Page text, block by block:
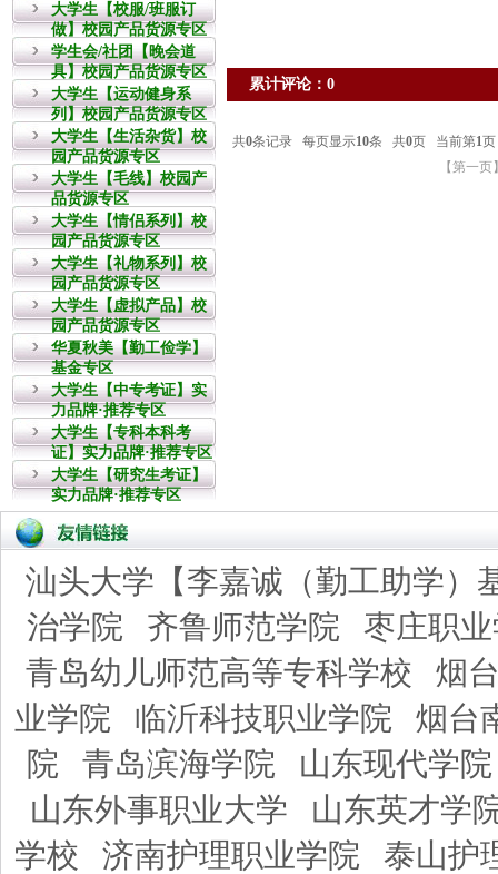
大学生【校服/班服订
做】校园产品货源专区
学生会/社团【晚会道
具】校园产品货源专区
大学生【运动健身系
列】校园产品货源专区
大学生【生活杂货】校
园产品货源专区
大学生【毛线】校园产
品货源专区
大学生【情侣系列】校
园产品货源专区
大学生【礼物系列】校
园产品货源专区
大学生【虚拟产品】校
园产品货源专区
华夏秋美【勤工俭学】
基金专区
大学生【中专考证】实
力品牌·推荐专区
大学生【专科本科考
证】实力品牌·推荐专区
大学生【研究生考证】
实力品牌·推荐专区
累计评论：0
汕头大学【李嘉诚（勤工助学）
治学院
齐鲁师范学院
枣庄职
青岛幼儿师范高等专科学校
烟
业学院
临沂科技职业学院
烟台
院
青岛滨海学院
山东现代学院
山东外事职业大学
山东英才学
学校
济南护理职业学院
泰山护